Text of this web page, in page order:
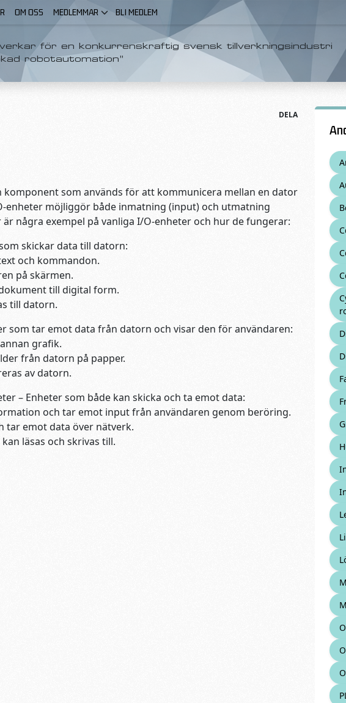
OM OSS MEDLEMMAR BLI MEDLEM
verkar för en konkurrenskraftig svensk tillverkningsindustri
robotautomation”
DELA
som används för att kommunicera mellan en dator
enheter möjliggör både inmatning (input) och utmatning
några exempel på vanliga I/O-enheter och hur de fungerar:
skickar data till datorn:
och kommandon.
på skärmen.
till digital form.
till datorn.
som tar emot data från datorn och visar den för användaren:
grafik.
från datorn på papper.
av datorn.
– Enheter som både kan skicka och ta emot data:
och tar emot input från användaren genom beröring.
tar emot data över nätverk.
läsas och skrivas till.